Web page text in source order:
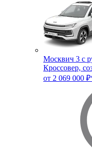
Москвич 3 с
Кроссовер,
от 2 069 000